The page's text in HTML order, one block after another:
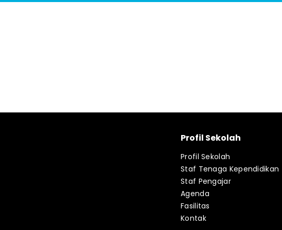
Profil Sekolah
Profil Sekolah
Staf Tenaga Kependidikan
Staf Pengajar
Agenda
Fasilitas
Kontak